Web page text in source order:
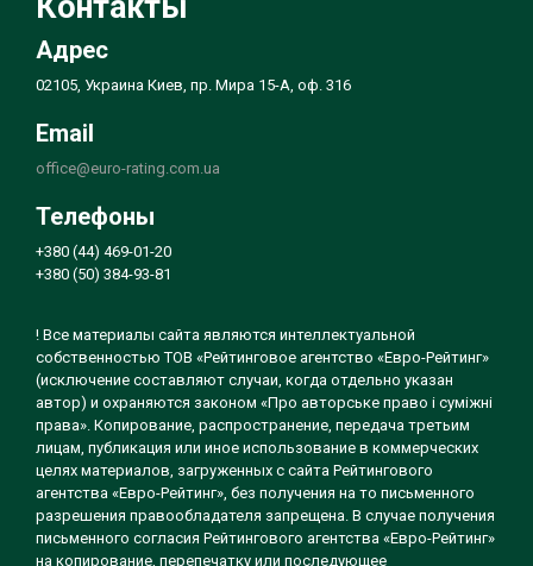
Адрес
02105, Украина Киев, пр. Мира 15-А, оф. 316
Email
office@euro-rating.com.ua
Телефоны
+380 (44) 469-01-20
+380 (50) 384-93-81
! Все материалы сайта являются интеллектуальной
собственностью ТОВ «Рейтинговое агентство «Евро-Рейтинг»
(исключение составляют случаи, когда отдельно указан
автор) и охраняются законом «Про авторське право і суміжні
права». Копирование, распространение, передача третьим
лицам, публикация или иное использование в коммерческих
целях материалов, загруженных с сайта Рейтингового
агентства «Евро-Рейтинг», без получения на то письменного
разрешения правообладателя запрещена. В случае получения
письменного согласия Рейтингового агентства «Евро-Рейтинг»
на копирование, перепечатку или последующее